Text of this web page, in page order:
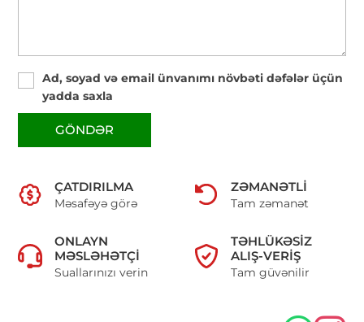
Ad, soyad və email ünvanımı növbəti dəfələr üçün
yadda saxla
GÖNDƏR
ÇATDIRILMA
Məsafəyə görə
ZƏMANƏTLI
Tam zəmanət
ONLAYN
MƏSLƏHƏTÇI
Suallarınızı verin
TƏHLÜKƏSIZ
ALIŞ-VERIŞ
Tam güvənilir